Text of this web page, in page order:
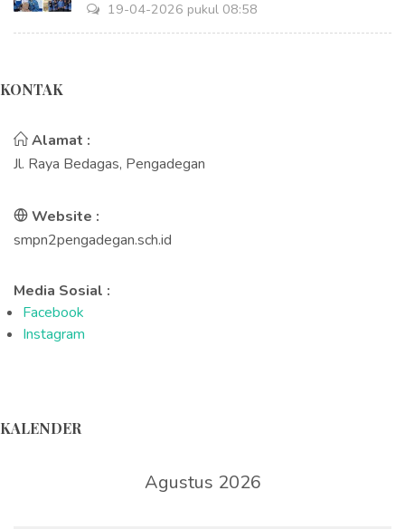
19-04-2026 pukul 08:58
KONTAK
Alamat :
Jl. Raya Bedagas, Pengadegan
Website :
smpn2pengadegan.sch.id
Media Sosial :
Facebook
Instagram
KALENDER
Agustus 2026